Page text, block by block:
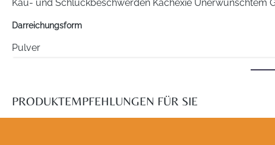
Kau- und Schluckbeschwerden Kachexie Unerwünschtem
Darreichungsform
Pulver
Ernährung: 7-8 Portionen täglich oder gemäß ärztlicher
mehrere Portionen in Flüssigkeit (Wasser oder Tee)
PRODUKTEMPFEHLUNGEN FÜR SIE